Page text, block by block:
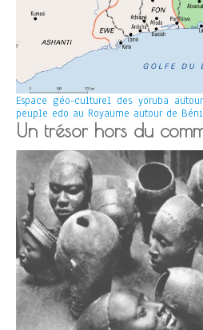
Espace géo-culturel des yoruba
peuple edo au Royaume autour de
Un trésor hors du